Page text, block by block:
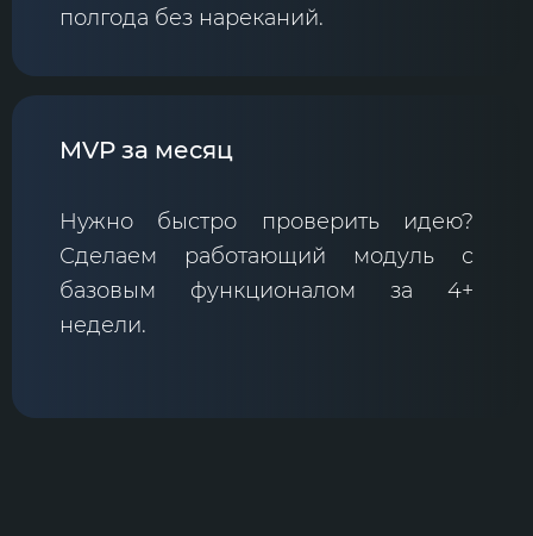
полгода без нареканий.
MVP за месяц
Нужно быстро проверить идею?
Сделаем работающий модуль с
базовым функционалом за 4+
недели.